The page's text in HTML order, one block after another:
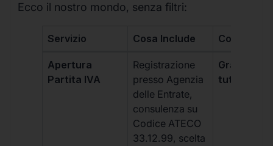
Ecco il nostro mondo, senza filtri:
Servizio Cosa Include Costo
Apertura
Partita IVA
Registrazione
presso Agenzia
delle Entrate,
consulenza su
Codice ATECO
33.12.99, scelta
Gratis,
tutti i piani